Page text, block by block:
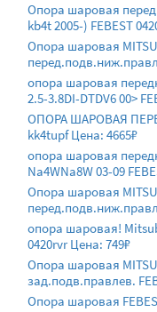
Опора шаровая
kb4t 2005-) FEBEST
Опора шаровая
опора шаровая
2.5-3.8DI-DTDV6 00>
ОПОРА ШАРОВАЯ
kk4tupf Цена: 4665₽
опора шаровая
Na4WNa8W 03-09
Опора шаровая
опора шаровая!
0420rvr Цена: 749₽
Опора шаровая
зад.подв.правлев.
Опора шаровая